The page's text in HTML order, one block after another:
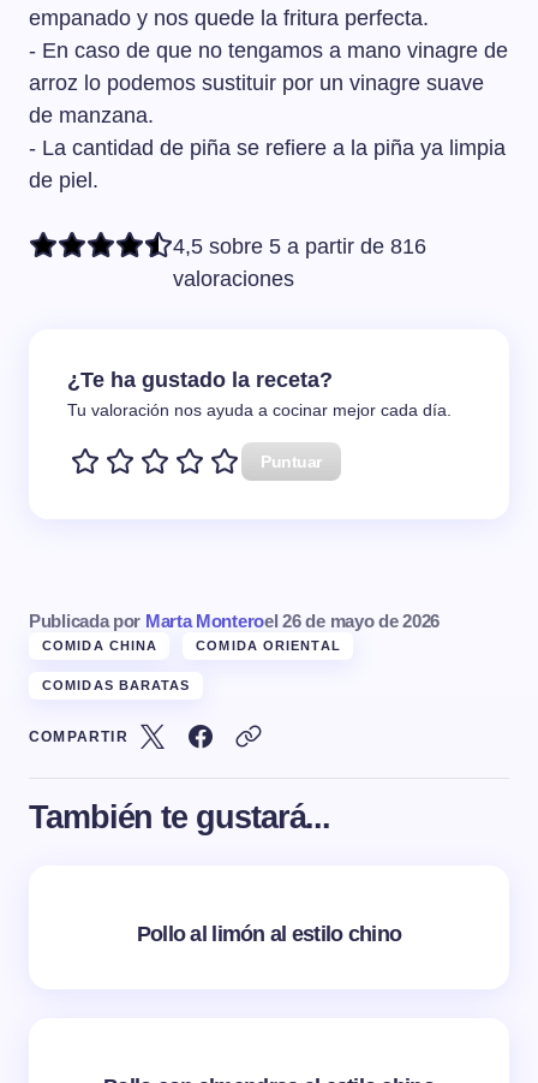
empanado y nos quede la fritura perfecta.
- En caso de que no tengamos a mano vinagre de
arroz lo podemos sustituir por un vinagre suave
de manzana.
- La cantidad de piña se refiere a la piña ya limpia
de piel.
4,5 sobre 5 a partir de 816
valoraciones
¿Te ha gustado la receta?
Tu valoración nos ayuda a cocinar mejor cada día.
Puntuar
Publicada por Marta Monteroel 26 de mayo de 2026
COMIDA CHINA COMIDA ORIENTAL
COMIDAS BARATAS
COMPARTIR
También te gustará...
Pollo al limón al estilo chino